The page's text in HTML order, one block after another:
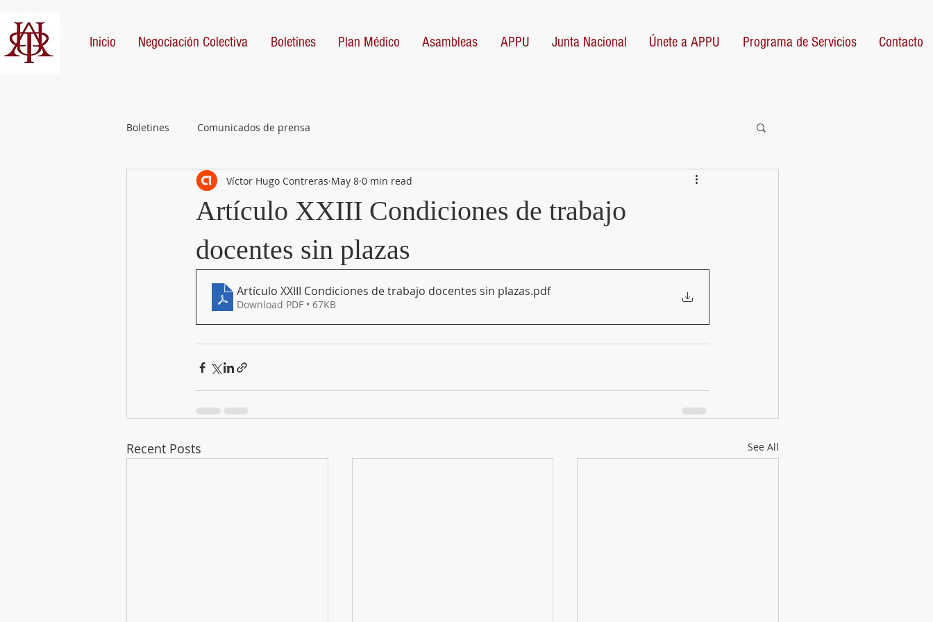
Inicio Negociación Colectiva Boletines Plan Médico Asambleas APPU Junta Nacional Únete a APPU Programa de Servicios Contacto
Boletines Comunicados de prensa
Artículo XXIII Condiciones de trabajo
docentes sin plazas
Víctor Hugo Contreras May 8 0 min read
Artículo XXIII Condiciones de trabajo docentes sin plazas.pdf
Download PDF • 67KB
Recent Posts See All